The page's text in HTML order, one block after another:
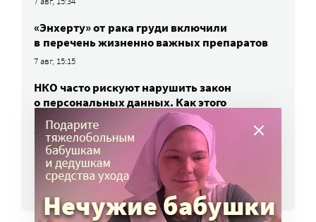
«Энхерту» от рака груди включили
в перечень жизненно важных препаратов
7 авг, 15:15
НКО часто рискуют нарушить закон
о персональных данных. Как этого
избежать?
7 авг, 13:13